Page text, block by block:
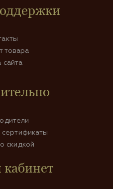
товара
сайта
скидкой